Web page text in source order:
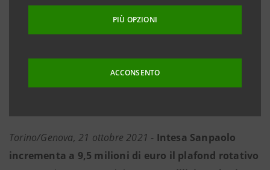
PIÙ OPZIONI
ACCONSENTO
ora anche di quelli Superbonus, gestiti
Ad oggi, i crediti ceduti e già liquidati grazie
all’accordo con la Banca ammontano a 22
Torino/Genova, 21 ottobre 2021 - Intesa Sanpaolo
incrementa a 9,5 milioni di euro il plafond rotativo